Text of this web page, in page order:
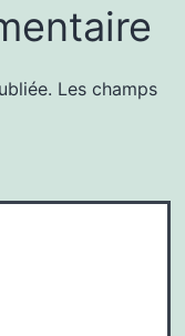
Les champs